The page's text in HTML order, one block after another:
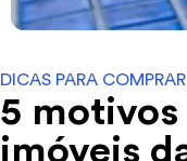
DICAS PARA
5
imóveis